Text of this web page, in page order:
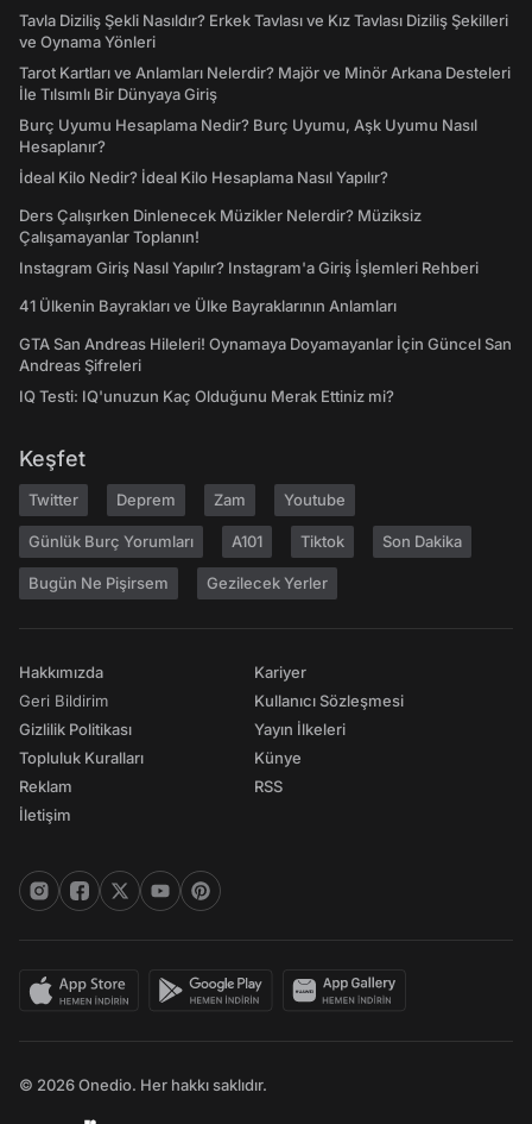
Tavla Diziliş Şekli Nasıldır? Erkek Tavlası ve Kız Tavlası Diziliş Şekilleri
ve Oynama Yönleri
Tarot Kartları ve Anlamları Nelerdir? Majör ve Minör Arkana Desteleri
İle Tılsımlı Bir Dünyaya Giriş
Burç Uyumu Hesaplama Nedir? Burç Uyumu, Aşk Uyumu Nasıl
Hesaplanır?
İdeal Kilo Nedir? İdeal Kilo Hesaplama Nasıl Yapılır?
Ders Çalışırken Dinlenecek Müzikler Nelerdir? Müziksiz
Çalışamayanlar Toplanın!
Instagram Giriş Nasıl Yapılır? Instagram'a Giriş İşlemleri Rehberi
41 Ülkenin Bayrakları ve Ülke Bayraklarının Anlamları
GTA San Andreas Hileleri! Oynamaya Doyamayanlar İçin Güncel San
Andreas Şifreleri
IQ Testi: IQ'unuzun Kaç Olduğunu Merak Ettiniz mi?
Keşfet
Twitter Deprem Zam Youtube
Günlük Burç Yorumları A101 Tiktok Son Dakika
Bugün Ne Pişirsem Gezilecek Yerler
Hakkımızda
Geri Bildirim
Gizlilik Politikası
Topluluk Kuralları
Reklam
İletişim
Kariyer
Kullanıcı Sözleşmesi
Yayın İlkeleri
Künye
RSS
© 2026 Onedio. Her hakkı saklıdır.